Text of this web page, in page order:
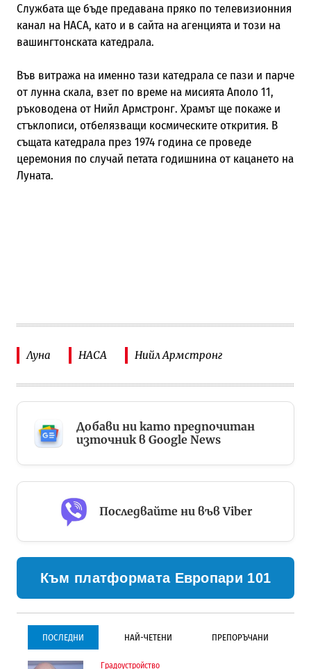
Службата ще бъде предавана пряко по телевизионния
канал на НАСА, като и в сайта на агенцията и този на
вашингтонската катедрала.
Във витража на именно тази катедрала се пази и парче
от лунна скала, взет по време на мисията Аполо 11,
ръководена от Нийл Армстронг. Храмът ще покаже и
стъклописи, отбелязващи космическите открития. В
същата катедрала през 1974 година се проведе
церемония по случай петата годишнина от кацането на
Луната.
Луна НАСА Нийл Армстронг
Добави ни като предпочитан
източник в Google News
Последвайте ни във Viber
Към платформата Европари 101
ПОСЛЕДНИ НАЙ-ЧЕТЕНИ ПРЕПОРЪЧАНИ
Градоустройство
Градоустройство
Инфраструктура